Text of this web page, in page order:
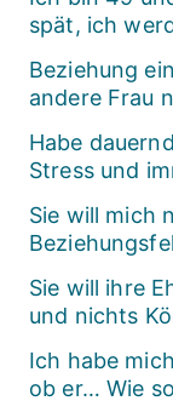
spät, ich
Beziehung
andere Frau
Habe
Stress und
Sie will mich
Sie will ihre
und nichts
Ich habe
ob er… Wie